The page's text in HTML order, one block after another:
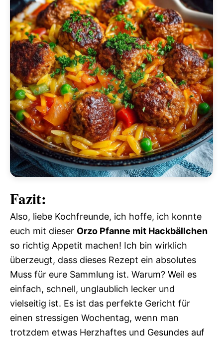
Fazit:
Also, liebe Kochfreunde, ich hoffe, ich konnte
euch mit dieser Orzo Pfanne mit Hackbällchen
so richtig Appetit machen! Ich bin wirklich
überzeugt, dass dieses Rezept ein absolutes
Muss für eure Sammlung ist. Warum? Weil es
einfach, schnell, unglaublich lecker und
vielseitig ist. Es ist das perfekte Gericht für
einen stressigen Wochentag, wenn man
trotzdem etwas Herzhaftes und Gesundes auf